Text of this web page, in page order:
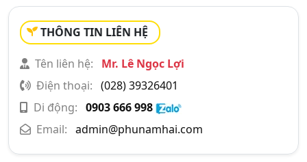
THÔNG TIN LIÊN HỆ
Tên liên hệ:
Mr. Lê Ngọc Lợi
Điện thoại: (028) 39326401
Di động: 0903 666 998
Email: admin@phunamhai.com